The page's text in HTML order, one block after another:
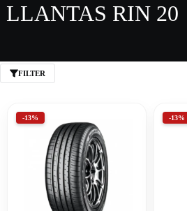
LLANTAS RIN 20
FILTER
-13% -13%